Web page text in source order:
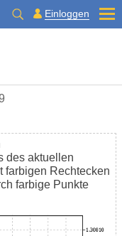
Einloggen
des aktuellen
farbigen Rechtecken
farbige Punkte